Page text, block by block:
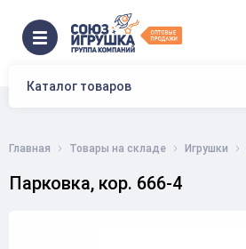
Каталог товаров
Главная Товары на складе Игрушки
Парковка, кор. 666-4